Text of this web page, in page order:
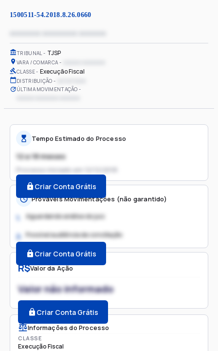
1500511-54.2018.8.26.0660
TRIBUNAL TJSP
VARA / COMARCA
CLASSE Execução Fiscal
DISTRIBUIÇÃO
ÚLTIMA MOVIMENTAÇÃO
R$Valor da Ação
Valor não informado
Criar Conta Grátis
Informações do Processo
CLASSE
Execução Fiscal
Tempo Estimado do Processo
12 a 18 meses
Processo iniciado em
Criar Conta Grátis
Prováveis Movimentações (não garantido)
1. Aguardando análise do juiz
2. Possível audiência de conciliação
Criar Conta Grátis